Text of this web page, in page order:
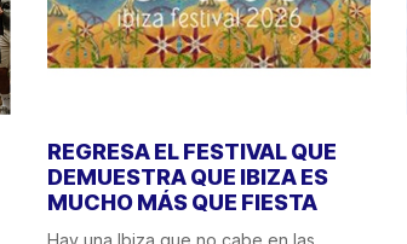
REGRESA EL FESTIVAL QUE
DEMUESTRA QUE IBIZA ES
MUCHO MÁS QUE FIESTA
Hay una Ibiza que no cabe en las